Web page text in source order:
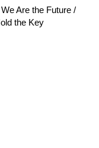
Are the Future /
the Key